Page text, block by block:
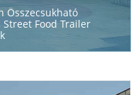
Összecsukható
Food Trailer